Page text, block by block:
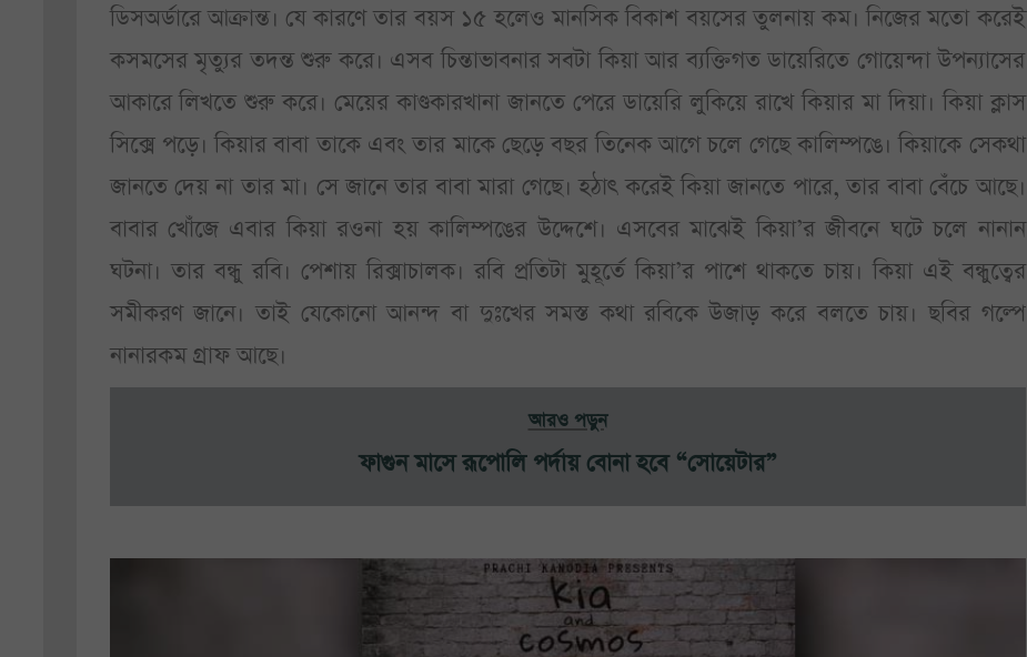
ডিসঅর্ডারে আক্রান্ত। যে কারণে তার বয়স ১৫ হলেও মানসিক বিকাশ বয়সের তুলনায় কম। নিজের মতো করেই
কসমসের মৃত্যুর তদন্ত শুরু করে। এসব চিন্তাভাবনার সবটা কিয়া আর ব্যক্তিগত ডায়েরিতে গোয়েন্দা উপন্যাসের
আকারে লিখতে শুরু করে। মেয়ের কাণ্ডকারখানা জানতে পেরে ডায়েরি লুকিয়ে রাখে কিয়ার মা দিয়া। কিয়া ক্লাস
সিক্সে পড়ে। কিয়ার বাবা তাকে এবং তার মাকে ছেড়ে বছর তিনেক আগে চলে গেছে কালিম্পঙে। কিয়াকে সেকথা
জানতে দেয় না তার মা। সে জানে তার বাবা মারা গেছে। হঠাৎ করেই কিয়া জানতে পারে, তার বাবা বেঁচে আছে।
বাবার খোঁজে এবার কিয়া রওনা হয় কালিম্পঙের উদ্দেশে। এসবের মাঝেই কিয়া’র জীবনে ঘটে চলে নানান
ঘটনা। তার বন্ধু রবি। পেশায় রিক্সাচালক। রবি প্রতিটা মুহূর্তে কিয়া’র পাশে থাকতে চায়। কিয়া এই বন্ধুত্বের
সমীকরণ জানে। তাই যেকোনো আনন্দ বা দুঃখের সমস্ত কথা রবিকে উজাড় করে বলতে চায়। ছবির গল্পে
নানারকম গ্রাফ আছে।
আরও পড়ুন
ফাগুন মাসে রূপোলি পর্দায় বোনা হবে “সোয়েটার”